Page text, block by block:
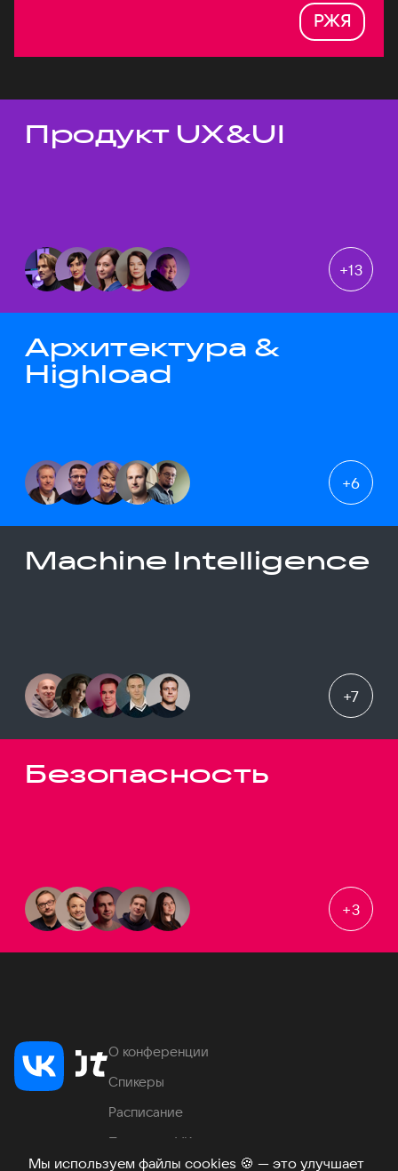
Мы используем файлы cookies 🍪 — это улучшает
РЖЯ
Темы докладов
Продукт UX&UI
+13
Архитектура &
Highload
+6
Machine Intelligence
+7
Безопасность
+3
О конференции
Спикеры
Расписание
Продукты VK